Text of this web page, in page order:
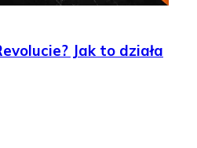
Jak to działa